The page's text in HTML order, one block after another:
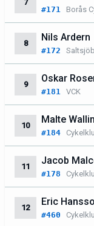
7
#171 Borås
8
Nils Ardern
#172
9
Oskar
#181 VCK
10
Malte Wallin
#184
11
Jacob
#178
12
Eric
#460